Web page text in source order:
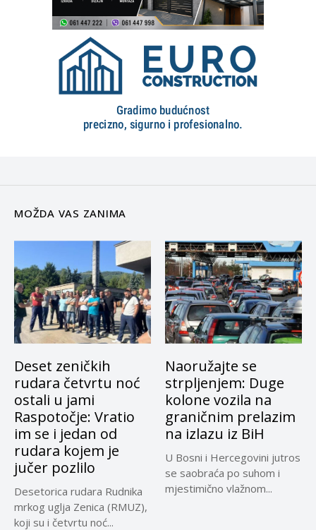
MOŽDA VAS ZANIMA
Deset zeničkih
rudara četvrtu noć
ostali u jami
Raspotočje: Vratio
im se i jedan od
rudara kojem je
jučer pozlilo
Desetorica rudara Rudnika
mrkog uglja Zenica (RMUZ),
koji su i četvrtu noć...
Naoružajte se
strpljenjem: Duge
kolone vozila na
graničnim prelazim
na izlazu iz BiH
U Bosni i Hercegovini jutros
se saobraća po suhom i
mjestimično vlažnom...